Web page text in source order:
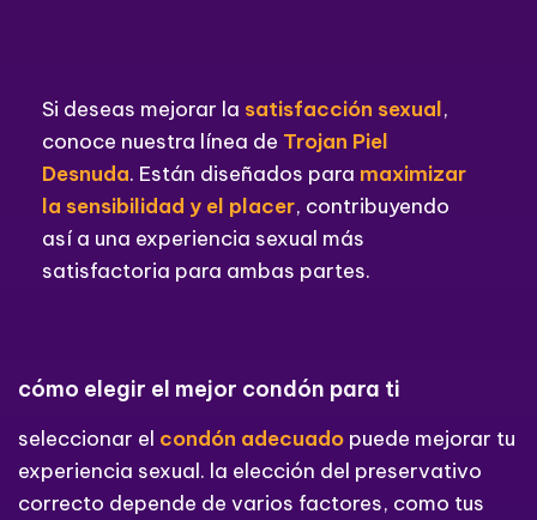
Si deseas mejorar la satisfacción sexual,
conoce nuestra línea de Trojan Piel
Desnuda. Están diseñados para maximizar
la sensibilidad y el placer, contribuyendo
así a una experiencia sexual más
satisfactoria para ambas partes.
cómo elegir el mejor condón para ti
seleccionar el condón adecuado puede mejorar tu
experiencia sexual. la elección del preservativo
correcto depende de varios factores, como tus